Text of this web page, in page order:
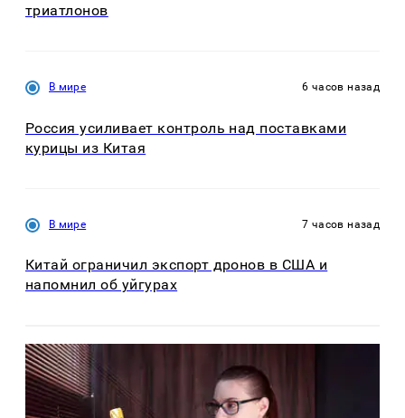
триатлонов
В мире 6 часов назад
Россия усиливает контроль над поставками
курицы из Китая
В мире 7 часов назад
Китай ограничил экспорт дронов в США и
напомнил об уйгурах